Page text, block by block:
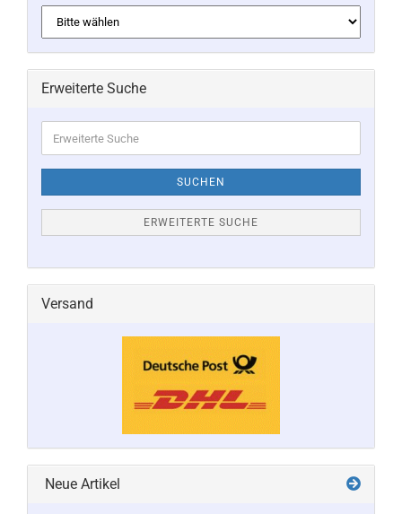
Erweiterte Suche
Suche
SUCHEN
ERWEITERTE SUCHE
Versand
Neue Artikel